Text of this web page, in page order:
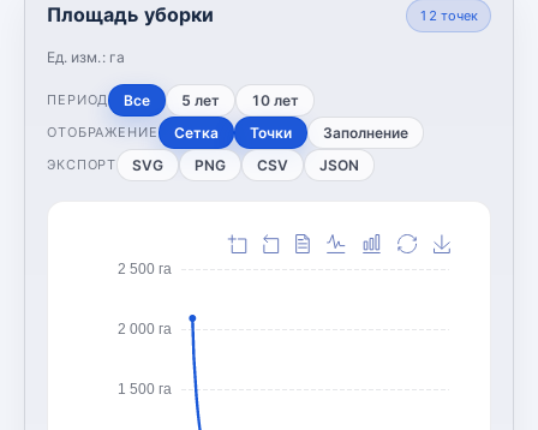
Площадь уборки
Ед. изм.: га
12 точек
ПЕРИОД Все 5 лет 10 лет
ОТОБРАЖЕНИЕ Сетка Точки Заполнение
ЭКСПОРТ SVG PNG CSV JSON
1 500 га
2 000 га
2 500 га